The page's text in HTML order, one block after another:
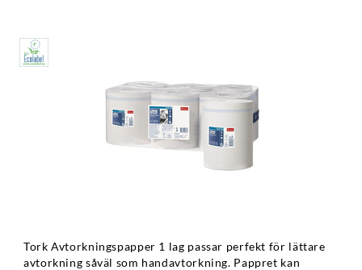
Tork Avtorkningspapper 1 lag passar perfekt för lättare
avtorkning såväl som handavtorkning. Pappret kan